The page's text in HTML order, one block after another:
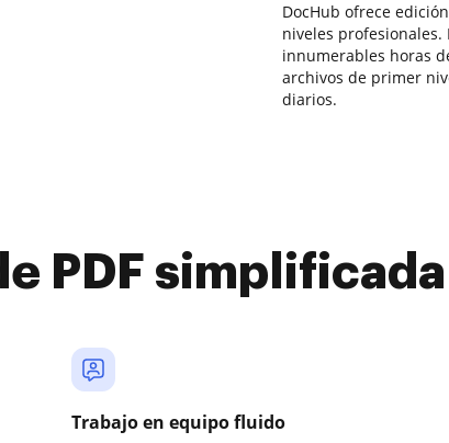
DocHub ofrece
niveles
innumerables horas
archivos de primer
diarios.
PDF
Trabajo en equipo fluido